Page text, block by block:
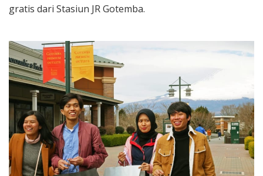
gratis dari Stasiun JR Gotemba.